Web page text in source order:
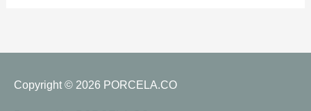
Copyright © 2026 PORCELA.CO